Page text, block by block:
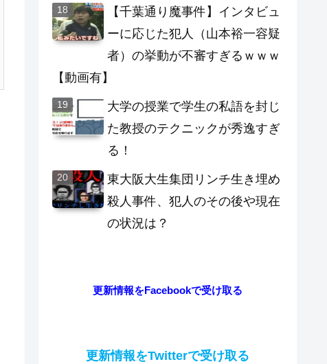
【千葉通り魔事件】インタビュ
ーに応じた犯人（山本裕一容疑
者）の挙動が不審すぎるｗｗｗ
【動画有】
大学の授業で学生の私語を封じ
た教授のテクニックが秀逸すぎ
る！
東大阪大生集団リンチ生き埋め
殺人事件、犯人のその後や現在
の状況は？
更新情報をFacebookで受け取る
更新情報をTwitterで受け取る